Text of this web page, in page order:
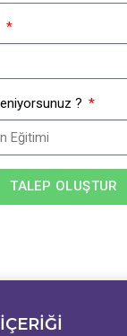
?
TALEP OLUŞTUR